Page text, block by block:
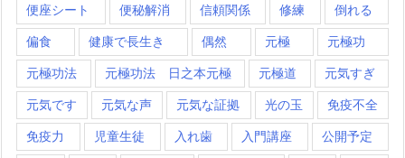
便座シート 便秘解消 信頼関係 修練 倒れる
偏食 健康で長生き 偶然 元極 元極功
元極功法 元極功法 日之本元極 元極道 元気すぎ
元気です 元気な声 元気な証拠 光の玉 免疫不全
免疫力 児童生徒 入れ歯 入門講座 公開予定